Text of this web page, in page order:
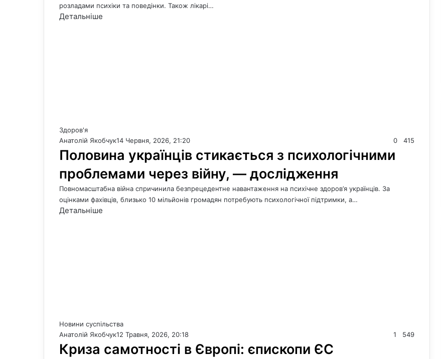
розладами психіки та поведінки. Також лікарі…
Детальніше
Здоров'я
Анатолій Якобчук14 Червня, 2026, 21:20 0 415
Половина українців стикається з психологічними
проблемами через війну, — дослідження
Повномасштабна війна спричинила безпрецедентне навантаження на психічне здоров’я українців. За
оцінками фахівців, близько 10 мільйонів громадян потребують психологічної підтримки, а…
Детальніше
Новини суспільства
Анатолій Якобчук12 Травня, 2026, 20:18 1 549
Криза самотності в Європі: єпископи ЄС